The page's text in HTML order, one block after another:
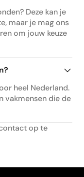
Deze kan je
maar je mag ons
om jouw keuze
heel Nederland.
vakmensen die de
op te